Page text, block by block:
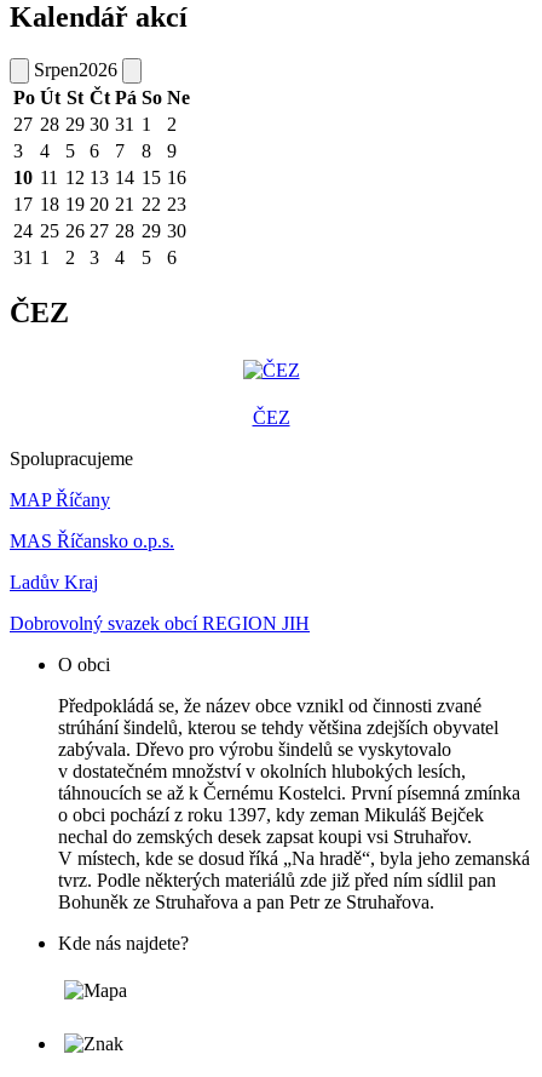
Kalendář akcí
Srpen2026
Po Út St Čt Pá So Ne
27 28 29 30 31 1
2
3
4 5 6 7 8
9
10 11 12 13 14 15 16
17 18 19 20 21 22 23
24 25 26 27 28 29 30
31 1 2 3 4 5 6
ČEZ
ČEZ
Spolupracujeme
MAP Říčany
MAS Říčansko o.p.s.
Ladův Kraj
Dobrovolný svazek obcí REGION JIH
O obci
Předpokládá se, že název obce vznikl od činnosti zvané
strúhání šindelů, kterou se tehdy většina zdejších obyvatel
zabývala. Dřevo pro výrobu šindelů se vyskytovalo
v dostatečném množství v okolních hlubokých lesích,
táhnoucích se až k Černému Kostelci. První písemná zmínka
o obci pochází z roku 1397, kdy zeman Mikuláš Bejček
nechal do zemských desek zapsat koupi vsi Struhařov.
V místech, kde se dosud říká „Na hradě“, byla jeho zemanská
tvrz. Podle některých materiálů zde již před ním sídlil pan
Bohuněk ze Struhařova a pan Petr ze Struhařova.
Kde nás najdete?